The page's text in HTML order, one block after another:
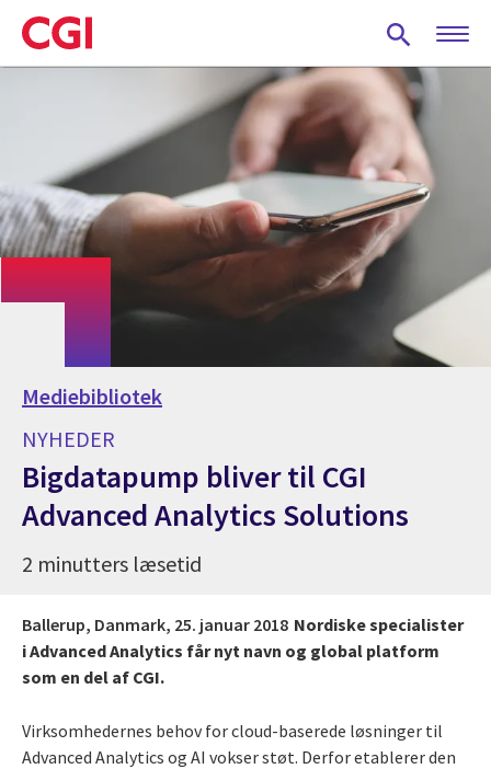
Skip
to
main
Mediebibliotek
NYHEDER
Bigdatapump bliver til CGI
Advanced Analytics Solutions
2 minutters læsetid
Ballerup, Danmark, 25. januar 2018 Nordiske specialister
i Advanced Analytics får nyt navn og global platform
som en del af CGI.
Virksomhedernes behov for cloud-baserede løsninger til
Advanced Analytics og AI vokser støt. Derfor etablerer den